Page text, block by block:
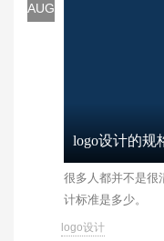
AUG
logo设计的规
很多人都并不是很
计标准是多少。
logo设计